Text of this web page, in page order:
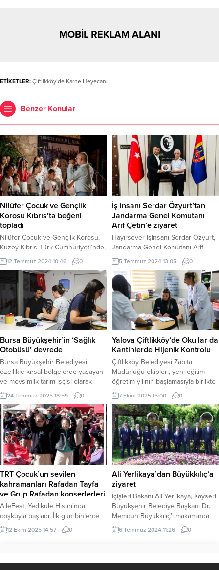
MOBİL REKLAM ALANI
ETİKETLER: Çiftlikköy’de Karne Heyecanı
Benzer Konular
Nilüfer Çocuk ve Gençlik
Korosu Kıbrıs’ta beğeni
topladı
Nilüfer Çocuk ve Gençlik Korosu,
Kuzey Kıbrıs Türk Cumhuriyeti’nde,
Kıbrıs ve Antakya koroları ile birlikte
unutulmaz bir konser verdi. BURSA
(İGFA) – Nilüfer Belediyesi
bünyesinde kurulan Nilüfer Çocuk
ve Gençlik Korosu, KKTC’nin
Gazimağusa kentinde konser verdi.
Nilüfer Çocuk ve Gençlik Korosu,
‘2. Cümbez Altı Konserleri’nde,
Kıbrıs Polifonik Korolar Derneği
Ada...
12 Temmuz 2024 10:46 0
İş insanı Serdar Özyurt’tan
Jandarma Genel Komutanı
Arif Çetin’e ziyaret
Hayırsever işinsanı Serdar Özyurt,
Jandarma Genel Komutanı Arif
Çetin’i ziyaret etti. İSTANBUL (İGFA)
– Özellikle deprem bölgesi
memleketi Hatay’a yatırımlarını
yoğunlaştıran ve savunma sanayi
alanında önemli girişimlerde
bulunan işinsanı Serdar Özyurt,
Jandarma Genel Komutanı Arif
Çetin’i makamında ziyaret etti.
Ziyaret sonrası açıklamalarda
bulunan Özyurt, “Komutanımız
uzun yıllar Jandarma Genel
Komutanlığı...
5 Temmuz 2024 13:05 0
Bursa Büyükşehir’in ‘Sağlık
Otobüsü’ devrede
Bursa Büyükşehir Belediyesi,
özellikle kırsal bölgelerde yaşayan
ve mevsimlik tarım işçisi olarak
çalışan vatandaşların sağlık
hizmetine daha kolay ulaşabilmesi
amacıyla ‘Sağlık Otobüsü’ projesini
hayata geçirdi. BURSA (İGFA) –
Bursa’da vatandaşların tüm
hizmetlerden eşit bir şekilde
yararlanması için hizmetlerini
sürdüren Büyükşehir Belediyesi,
halka kolay, erişilebilir ve kaliteli
sağlık hizmetleri sunmak,
hastalıkların...
24 Temmuz 2025 18:59 0
Yalova Çiftlikköy’de Okullar da
Kantinlerde Hijenik Kontrolu
Çiftlikköy Belediyesi Zabıta
Müdürlüğü ekipleri, yeni eğitim
öğretim yılının başlamasıyla birlikte
ilçedeki okul kantinlerine yönelik
kapsamlı bir denetim gerçekleştirdi.
İlçe Tarım Müdürlüğü ekiplerinin de
katılımıyla yapılan denetlemelerde,
okul kantinlerinde hijyen kurallarına
uyulup uyulmadığı kontrol edilerek,
tespit edilen eksikliklerin
giderilmesi için uyarılarda
bulunuldu. Belediye Zabıta Müdürü
Gözdem Abacı, denetlemelerde
herhangi bir...
7 Ekim 2025 15:00 0
TRT Çocuk’un sevilen
kahramanları Rafadan Tayfa
ve Grup Rafadan konserlerleri
AileFest, Yedikule Hisarı’nda
coşkuyla başladı. İlk gün binlerce
ziyaretçinin yoğun ilgisiyle
karşılanan festival, konserlerden
sürdürmeye devam ediyor.
12 Ekim 2025 14:57 0
Ali Yerlikaya’dan Büyükkılıç’a
ziyaret
İçişleri Bakanı Ali Yerlikaya, Kayseri
Büyükşehir Belediye Başkanı Dr.
Memduh Büyükkılıç’ı makamında
ziyaret etti. Başkan Büyükkılıç,
ziyaretten duyduğu memnuniyeti
aktardı. Mehmet UZEL (KAYSERİ
6 Temmuz 2024 11:26 0